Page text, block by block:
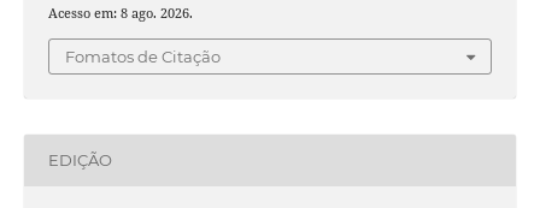
Acesso em: 8 ago. 2026.
Fomatos de Citação
EDIÇÃO